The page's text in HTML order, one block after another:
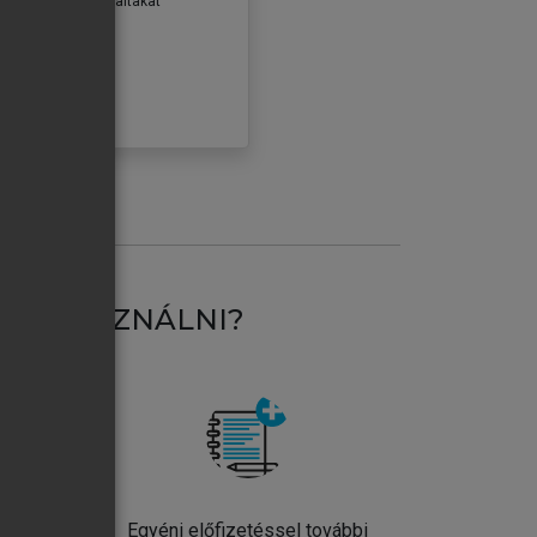
HASZNÁLNI?
Egyéni előfizetéssel további